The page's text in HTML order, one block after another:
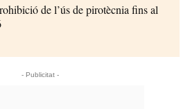
de l’ús de pirotècnia fins al
- Publicitat -